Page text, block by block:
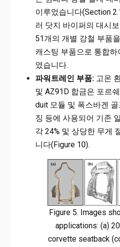
이루었습니다(Section
러 닷지 바이퍼의 대시
51개의 개별 강철 부품
캐스팅 부품으로 통합하
였습니다.
파워트레인 부품:고온
및 AZ91D 합금은 포르
duit 모듈 및 폭스바겐
징 등에 사용되어 기존
각 24% 및 상당한 무게
니다(Figure 10).
Figure 5. Images
applications: (a)
corvette seatback